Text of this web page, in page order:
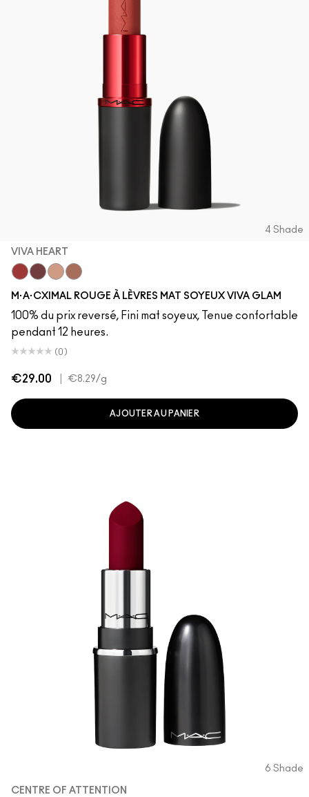
4 Shade
VIVA HEART
Viva Equality
M·A·CXIMAL ROUGE À LÈVRES MAT SOYEUX VIVA GLAM
100% du prix reversé, Fini mat soyeux, Tenue confortable
pendant 12 heures.
(0)
€29.00 €8.29/g
AJOUTER AU PANIER
6 Shade
CENTRE OF ATTENTION